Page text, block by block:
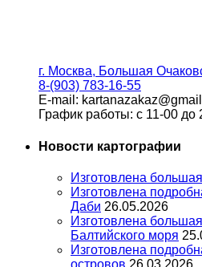
г. Москва, Большая
8-(903) 783-16-55
E-mail:
График работы: с 11-00 до
Новости картографии
Изготовлена
Изготовлена
Даби 26.05.2026
Изготовлена
Балтийского моря
Изготовлена
островов 26.03.2026